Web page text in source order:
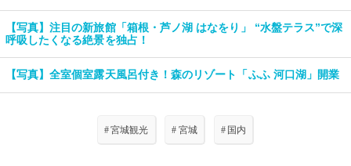
【写真】注目の新旅館「箱根・芦ノ湖 はなをり」 “水盤テラス”で深
呼吸したくなる絶景を独占！
【写真】全室個室露天風呂付き！森のリゾート「ふふ 河口湖」開業
#宮城観光 # 宮城 # 国内